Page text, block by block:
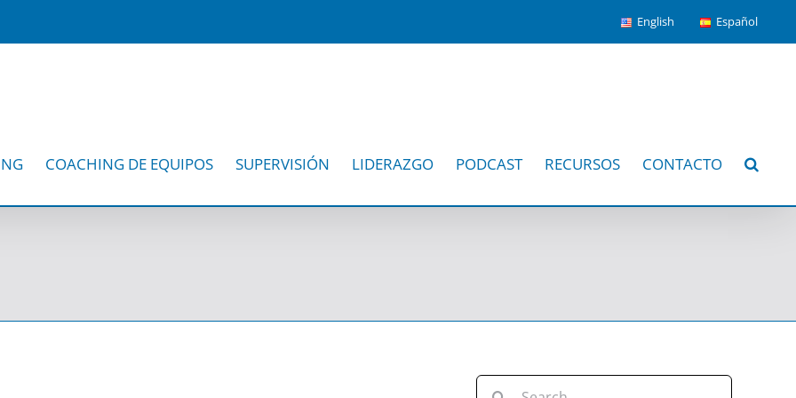
English Español
COACHING DE EQUIPOS SUPERVISIÓN LIDERAZGO PODCAST RECURSOS CONTACTO
Search